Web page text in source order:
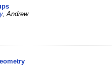
, Andrew